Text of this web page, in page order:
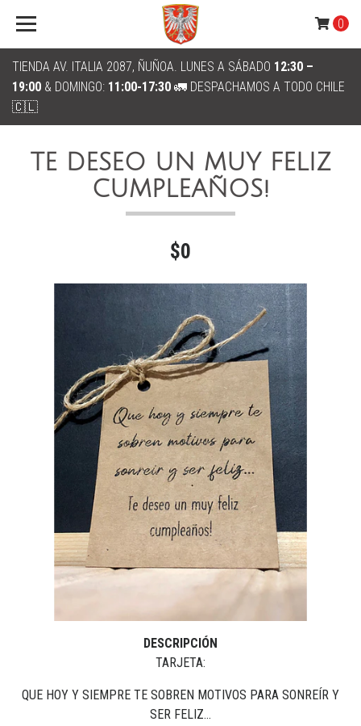
TIENDA AV. ITALIA 2087, ÑUÑOA. LUNES A SÁBADO 12:30 –
19:00 & DOMINGO: 11:00-17:30 🚛 DESPACHAMOS A TODO CHILE
🇨🇱
0
TE DESEO UN MUY FELIZ
CUMPLEAÑOS!
$0
DESCRIPCIÓN
TARJETA:
QUE HOY Y SIEMPRE TE SOBREN MOTIVOS PARA SONREÍR Y
SER FELIZ...